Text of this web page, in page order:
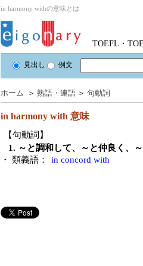
in harmony withの意味とは
TOEFL・
見出し 例文
ホーム ＞ 熟語・連語 ＞ 句動詞
in harmony with 意味
【句動詞】
1. ～と調和して、～と仲良く、
・ 類義語：
in concord with